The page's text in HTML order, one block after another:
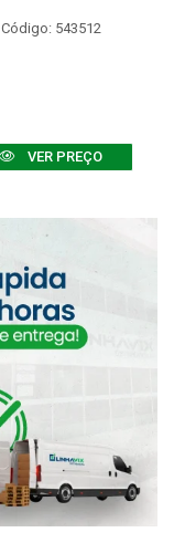
Código: 543512
VER PREÇO